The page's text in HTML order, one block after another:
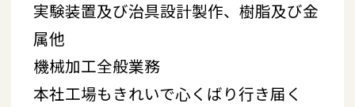
実験装置及び治具設計製作、樹脂及び金
属他
機械加工全般業務
本社工場もきれいで心くばり行き届く